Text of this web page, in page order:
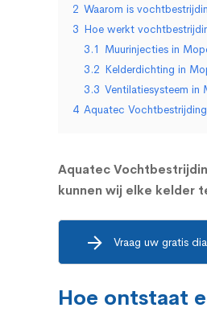
2 Waarom is
3 Hoe werkt
3.1 Muurinjecties in
3.2 Kelderdichting in
3.3 Ventilatiesysteem in
4 Aquatec
Aquatec
kunnen wij elke kelder
Vraag uw gratis
Hoe ontstaat